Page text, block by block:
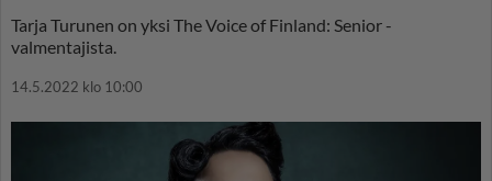
Tarja Turunen on yksi The Voice of Finland: Senior -
valmentajista.
14.5.2022 klo 10:00